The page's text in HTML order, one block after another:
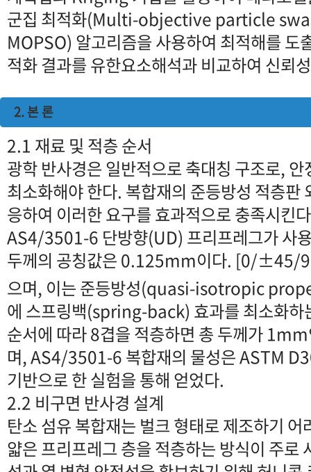
군집 최적화(Multi-objective particle
MOPSO) 알고리즘을 사용하여 최적해를 도
적화 결과를 유한요소해석과 비교하여 신뢰
2. 본 론
2.1 재료 및 적층 순서
광학 반사경은 일반적으로 축대칭 구조로,
최소화해야 한다. 복합재의 준등방성 적층판
응하여 이러한 요구를 효과적으로 충족시킨
AS4/3501-6 단방향(UD) 프리프레그가 사
두께의 공칭값은 0.125mm이다. [0/±45/
으며, 이는 준등방성(quasi-isotropic
에 스프링백(spring-back) 효과를 최소화하
순서에 따라 8겹을 적층하면 총 두께가
며, AS4/3501-6 복합재의 물성은 ASTM
기반으로 한 실험을 통해 얻었다.
2.2 비구면 반사경 설계
탄소 섬유 복합재는 벌크 형태로 제조하기
얇은 프리프레그 층을 적층하는 방식이 주로